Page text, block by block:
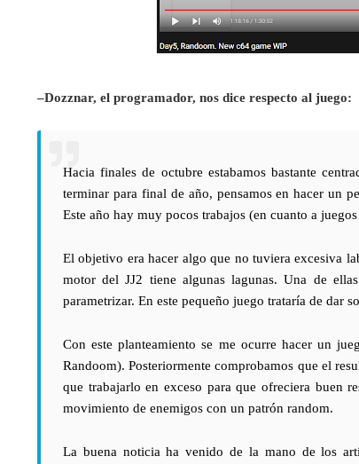
–Dozznar, el programador, nos dice respecto al juego:
Hacia finales de octubre estabamos bastante
terminar para final de año, pensamos en hacer un
Este año hay muy pocos trabajos (en cuanto a
El objetivo era hacer algo que no tuviera excesiva
motor del JJ2 tiene algunas lagunas. Una de
parametrizar. En este pequeño juego trataría de dar
Con este planteamiento se me ocurre hacer un
Randoom). Posteriormente comprobamos que el
que trabajarlo en exceso para que ofreciera buen
movimiento de enemigos con un patrón random.
La buena noticia ha venido de la mano de los